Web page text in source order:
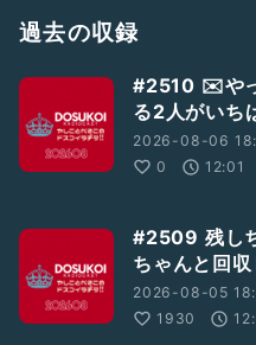
https://forms.gle/
https://
☆やしこのぼちラヂ→
※「やしこのぼちラヂ」はラ
#LGBTQ+
#パーキング収録 #テーマト
#憂鬱な雨
#ドスラヂ2508
過去の収録
#2510 ✉️や
る2人がいち
2026-08-06
0
12:01
#2509 残し
ちゃんと回
2026-08-05
1930